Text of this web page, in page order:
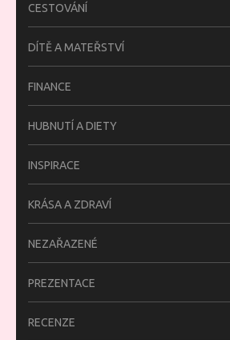
CESTOVÁNÍ
DÍTĚ A MATEŘSTVÍ
FINANCE
HUBNUTÍ A DIETY
INSPIRACE
KRÁSA A ZDRAVÍ
NEZAŘAZENÉ
PREZENTACE
RECENZE